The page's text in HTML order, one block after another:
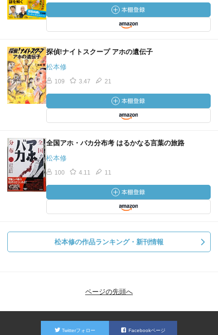
探偵!ナイトスクープ アホの遺伝子
松本修
109 3.47 21
全国アホ・バカ分布考 はるかなる言葉の旅路
松本修
100 4.11 11
松本修の作品ランキング・新刊情報
ページの先頭へ
Twitterフォロー Facebookページ